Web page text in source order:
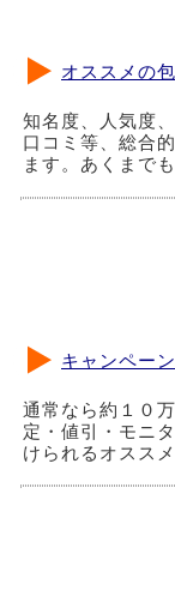
オススメの
知名度、人気度
口コミ等、総合
ます。あくまで
キャンペー
通常なら約１０
定・値引・モニ
けられるオスス